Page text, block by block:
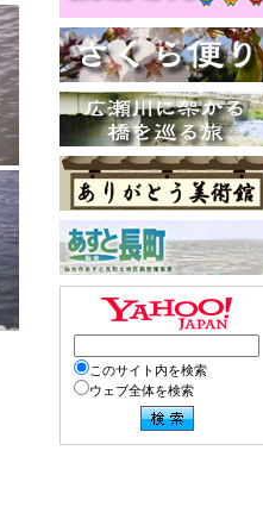
このサイト内を検索
ウェブ全体を検索